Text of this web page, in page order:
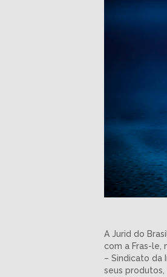
A Jurid do
com a Fras-le,
– Sindicato da
seus